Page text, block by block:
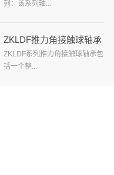
列：该系列轴...
ZKLDF推力角接触球轴承
ZKLDF系列推力角接触球轴承包
括一个整...